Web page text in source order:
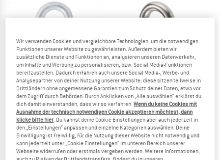
PETZL
Go 8
Schraubglied
bis 20%
C.A.M.P.
Oval Quick Link
Schraubglied
5,50 € ab 4,95 €
4,6(18)
Wir verwenden Cookies und vergleichbare Technologien, um die notwendigen
Funktionen unserer Website zu gewährleisten. Außerdem bieten wir
zusätzliche Dienste und Funktionen an, analysieren unseren Datenverkehr,
um Inhalte und Werbung zu personalisieren, bzw. Social Media-Funktionen
bereitzustellen. Dadurch erfahren auch unsere Social Media-, Werbe- und
Analysepartner von deiner Nutzung unserer Website; diese sitzen teilweise in
Drittländern ohne angemessene Garantien zum Schutz deiner Daten, etwa vor
dem Zugriff durch Behörden. Durch Anklicken von „Alle auswählen“ erklärst du
dich damit einverstanden, dass wir so verfahren.Wenn du keine Cookies mit
Ausnahme der technisch notwendigen Cookie akzeptieren möchtest, dann
klicke bitte hier . Du kannst deine Cookie Einstellungen aber auch jederzeit in
den „Einstellungen“ anpassen und einzelne Kategorien auswählen. Deine
Einwilligung ist freiwillig, für die Nutzung dieser Website nicht notwendig und
kann jederzeit unter „Cookie Einstellungen“ im unteren Bereich unserer
Webseite widerrufen oder erstmals vergeben werden. Weitere Informationen,